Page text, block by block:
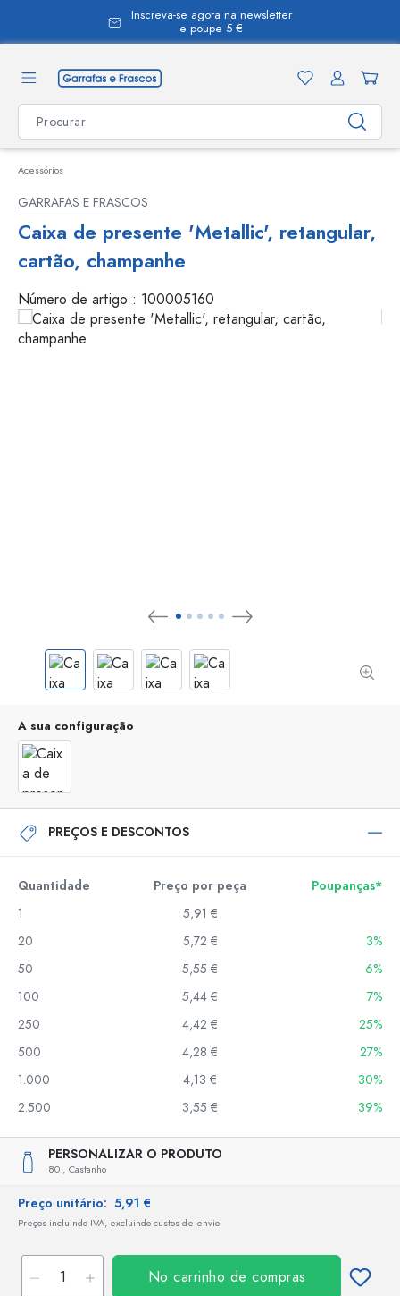
Inscreva-se agora na newsletter
e poupe 5 €
Acessórios
GARRAFAS E FRASCOS
Caixa de presente 'Metallic', retangular,
cartão, champanhe
Número de artigo : 100005160
A sua configuração
PREÇOS E DESCONTOS
Quantidade Preço por peça
Poupanças*
1
5,91 €
20
5,72 €
3%
50
5,55 €
6%
100
5,44 €
7%
250
4,42 €
25%
500
4,28 €
27%
1.000
4,13 €
30%
2.500
3,55 € 39%
PERSONALIZAR O PRODUTO
80 , Castanho
Preço unitário: 5,91 €
Preços incluindo IVA, excluindo custos de envio
No carrinho de compras